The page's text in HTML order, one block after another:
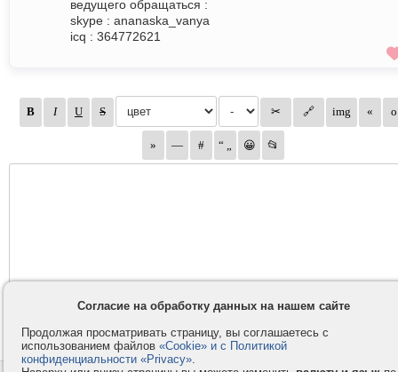
ведущего обращаться :
skype : ananaska_vanya
icq : 364772621
Согласие на обработку данных на нашем сайте
Продолжая просматривать страницу, вы соглашаетесь с
использованием файлов «Cookie» и с Политикой
конфиденциальности «Privacy».